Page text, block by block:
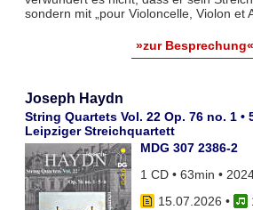
sondern mit „pour Violoncelle, Violon et
»zur Besprechung«
Joseph Haydn
String Quartets Vol. 22 Op. 76 no. 1 •
Leipziger Streichquartett
MDG 307 2386-2
1 CD • 63min •
15.07.2026 •